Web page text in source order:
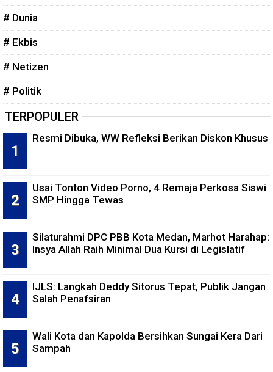
# Dunia
# Ekbis
# Netizen
# Politik
TERPOPULER
Resmi Dibuka, WW Refleksi Berikan Diskon Khusus
Usai Tonton Video Porno, 4 Remaja Perkosa Siswi
SMP Hingga Tewas
Silaturahmi DPC PBB Kota Medan, Marhot Harahap:
Insya Allah Raih Minimal Dua Kursi di Legislatif
IJLS: Langkah Deddy Sitorus Tepat, Publik Jangan
Salah Penafsiran
Wali Kota dan Kapolda Bersihkan Sungai Kera Dari
Sampah